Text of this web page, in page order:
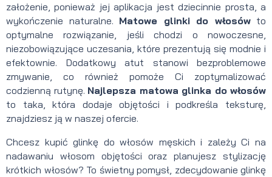
założenie, ponieważ jej aplikacja jest dziecinnie prosta, a
wykończenie naturalne. Matowe glinki do włosówto
optymalne rozwiązanie, jeśli chodzi o nowoczesne,
niezobowiązujące uczesania, które prezentują się modnie i
efektownie. Dodatkowy atut stanowi bezproblemowe
zmywanie, co również pomoże Ci zoptymalizować
codzienną rutynę. Najlepsza matowa glinka do włosów
to taka, która dodaje objętości i podkreśla teksturę,
znajdziesz ją w naszej ofercie.
Chcesz kupić glinkę do włosów męskich i zależy Ci na
nadawaniu włosom objętości oraz planujesz stylizację
krótkich włosów? To świetny pomysł, zdecydowanie glinkę